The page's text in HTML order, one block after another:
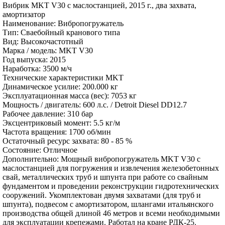
Вибрик MKT V30 с маслостанцией, 2015 г., два захвата,
амортизатор
Наименование: Вибропогружатель
Тип: Сваебойный кранового типа
Вид: Высокочастотный
Марка / модель: MKT V30
Год выпуска: 2015
Наработка: 3500 м/ч
Технические характеристики MKT
Динамическое усилие: 200.000 кг
Эксплуатационная масса (вес): 7053 кг
Мощность / двигатель: 600 л.с. / Detroit Diesel DD12.7
Рабочее давление: 310 бар
Эксцентриковый момент: 5.5 кг/м
Частота вращения: 1700 об/мин
Остаточный ресурс захвата: 80 - 85 %
Состояние: Отличное
Дополнительно: Мощный вибропогружатель MKT V30 с
маслостанцией для погружения и извлечения железобетонных
свай, металлических труб и шпунта при работе со свайным
фундаментом и проведении реконструкции гидротехнических
сооружений. Укомплектован двумя захватами (для труб и
шпунта), подвесом с амортизатором, шлангами итальянского
производства общей длиной 46 метров и всеми необходимыми
для эксплуатации крепежами. Работал на кране РДК-25.